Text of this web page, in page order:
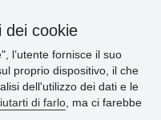
dei cookie
l’utente fornisce il suo
proprio dispositivo, il che
dell'utilizzo dei dati e le
di farlo , ma ci farebbe